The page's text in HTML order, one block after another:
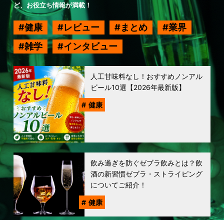
ど、お役立ち情報が満載！
健康 レビュー まとめ
業界
雑学
インタビュー
人工甘味料なし！おすすめノンアル
ビール10選【2026年最新版】
健康
飲み過ぎを防ぐゼブラ飲みとは？飲
酒の新習慣ゼブラ・ストライピング
についてご紹介！
健康